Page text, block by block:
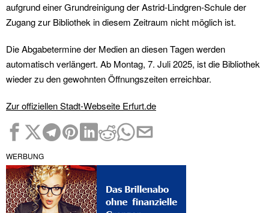
aufgrund einer Grundreinigung der Astrid-Lindgren-Schule der
Zugang zur Bibliothek in diesem Zeitraum nicht möglich ist.
Die Abgabetermine der Medien an diesen Tagen werden
automatisch verlängert. Ab Montag, 7. Juli 2025, ist die Bibliothek
wieder zu den gewohnten Öffnungszeiten erreichbar.
Zur offiziellen Stadt-Webseite Erfurt.de
WERBUNG